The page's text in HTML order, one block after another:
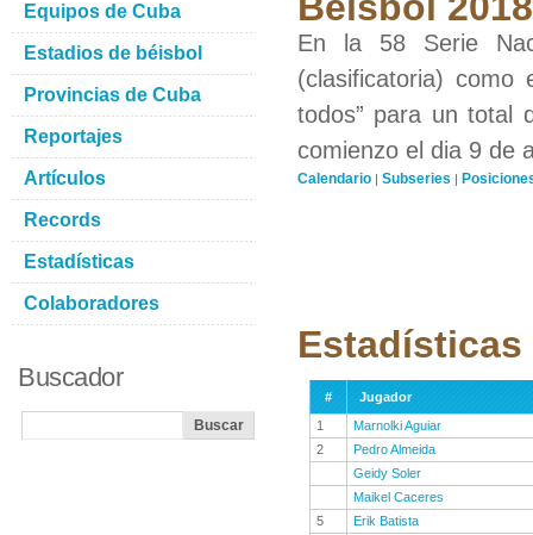
En la 58 Serie
(clasificatoria) como
todos” para un total
comienzo el dia 9 de
Calendario | Subseries |
Estadísticas
#
Jugador
1
Marnolki Aguiar
2
Pedro Almeida
Geidy Soler
Maikel Caceres
5
Erik Batista
Equipos de Cuba
Estadios de béisbol
Provincias de Cuba
Reportajes
Artículos
Records
Estadísticas
Colaboradores
Buscador